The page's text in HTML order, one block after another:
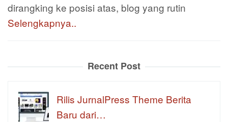
dirangking ke posisi atas, blog yang rutin
Selengkapnya..
Recent Post
Rilis JurnalPress Theme Berita
Baru dari…